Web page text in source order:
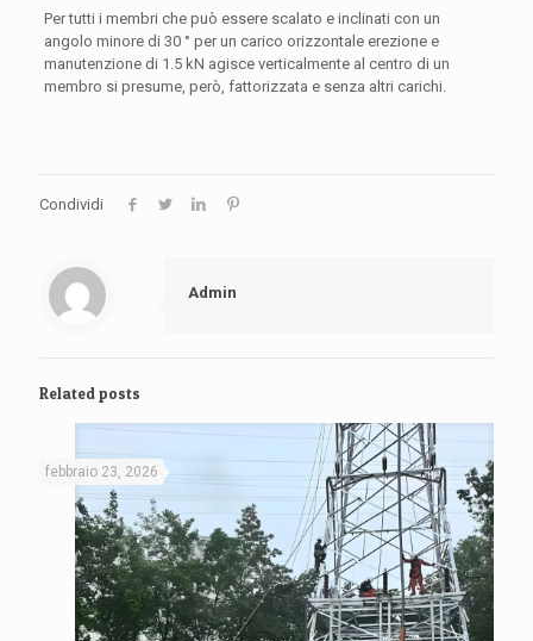
Per tutti i membri che può essere scalato e inclinati con un
angolo minore di 30 ° per un carico orizzontale erezione e
manutenzione di 1.5 kN agisce verticalmente al centro di un
membro si presume, però, fattorizzata e senza altri carichi.
Condividi
Admin
Related posts
febbraio 23, 2026